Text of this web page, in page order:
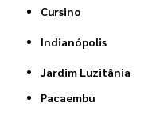
Cursino
Indianópolis
Jardim Luzitânia
Pacaembu